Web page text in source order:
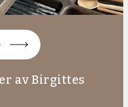
av Birgittes